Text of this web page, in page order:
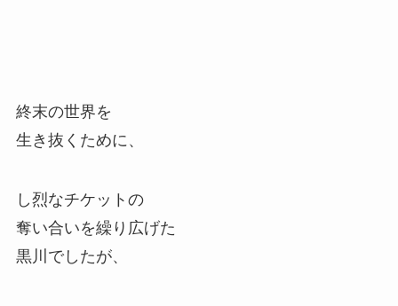
終末の世界を
生き抜くために、
し烈なチケットの
奪い合いを繰り広げた
黒川でしたが、